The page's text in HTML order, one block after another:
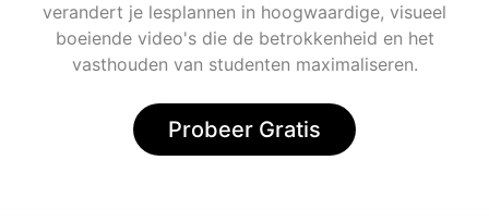
verandert je lesplannen in hoogwaardige, visueel
boeiende video's die de betrokkenheid en het
vasthouden van studenten maximaliseren.
Probeer Gratis